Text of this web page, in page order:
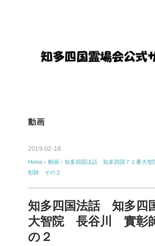
動画
2019-02-18
Home › 動画 › 知多四国法話 知多四国７１番大
彰師 その２
知多四国法話 知多四
大智院 長谷川 實彰
の２